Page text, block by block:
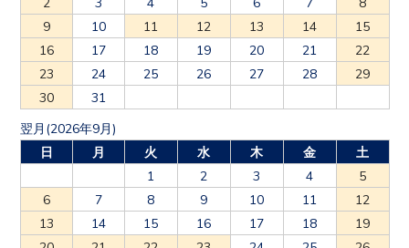
9
10 11 12 13 14
15
16
17 18 19 20 21
22
23
24 25 26 27 28
29
30
31
日
月 火 水 木 金
土
1
2 3 4
5
6
7 8 9 10 11
12
13
14 15 16 17 18
19
20
21 22 23 24 25
26